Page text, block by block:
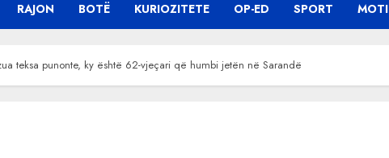
RAJON BOTË KURIOZITETE OP-ED SPORT MOTI
teksa punonte, ky është 62-vjeçari që humbi jetën në Sarandë